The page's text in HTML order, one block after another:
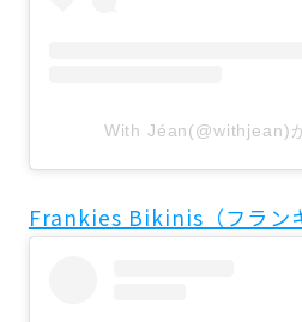
With Jéan(@withjean)
Frankies Bikinis（フラン